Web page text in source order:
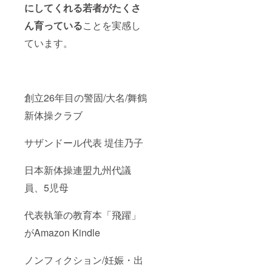
にしてくれる若者がたくさ
ん育っていることを実感し
ています。
創立26年目の警固/大名/舞鶴
新体操クラブ
サザンドール代表 堤佳乃子
日本新体操連盟九州代議
員、5児母
代表執筆の教育本「飛躍」
がAmazon Kindle
ノンフィクション/妊娠・出